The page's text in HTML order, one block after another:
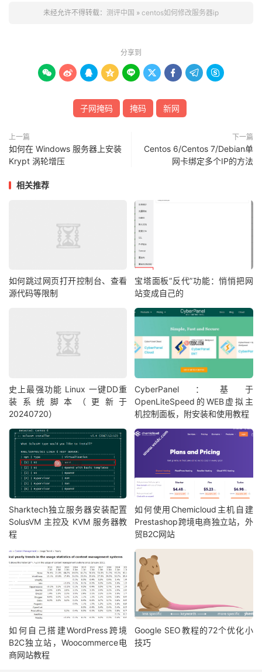
未经允许不得转载： 测评中国 » centos如何修改服务器ip
分享到
        
子网掩码 掩码 新网
上一篇
如何在 Windows 服务器上安装
Krypt 涡轮增压
下一篇
Centos 6/Centos 7/Debian单
网卡绑定多个IP的方法
相关推荐
如何跳过网页打开控制台、查看
源代码等限制
宝塔面板“反代”功能：悄悄把网
站变成自己的
史上最强功能 Linux 一键DD重
装系统脚本（更新于
20240720）
CyberPanel：基于
OpenLiteSpeed的WEB虚拟主
机控制面板，附安装和使用教程
Sharktech独立服务器安装配置
SolusVM 主控及 KVM 服务器教
程
如何使用Chemicloud主机自建
Prestashop跨境电商独立站，外
贸B2C网站
如何自己搭建WordPress跨境
B2C独立站，Woocommerce电
商网站教程
Google SEO教程的72个优化小
技巧